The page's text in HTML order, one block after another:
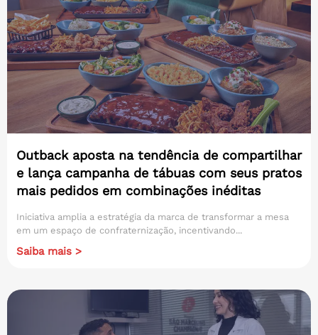
Outback aposta na tendência de compartilhar
e lança campanha de tábuas com seus pratos
mais pedidos em combinações inéditas
Iniciativa amplia a estratégia da marca de transformar a mesa
em um espaço de confraternização, incentivando...
Saiba mais >